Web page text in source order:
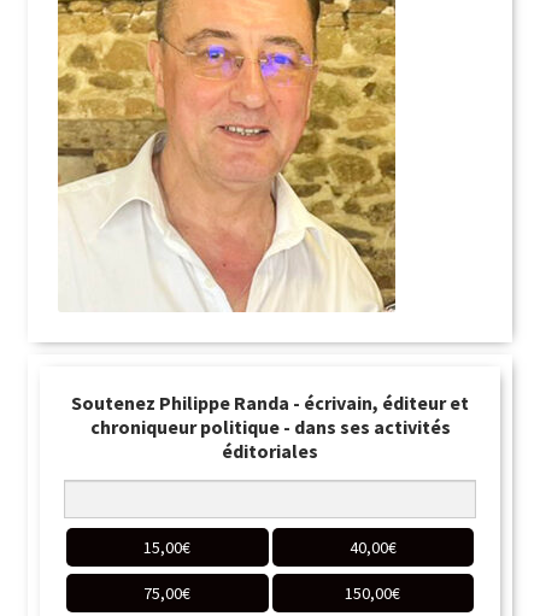
Soutenez Philippe Randa - écrivain, éditeur et
chroniqueur politique - dans ses activités
éditoriales
15,00€ 40,00€
75,00€ 150,00€